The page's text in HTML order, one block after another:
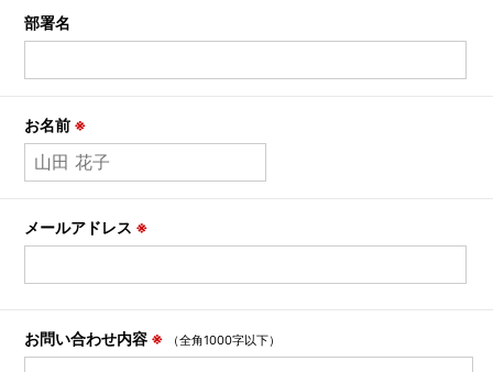
部署名
お名前 ※
メールアドレス ※
お問い合わせ内容 ※ （全角1000字以下）